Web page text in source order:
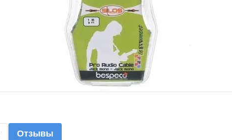
Отзывы